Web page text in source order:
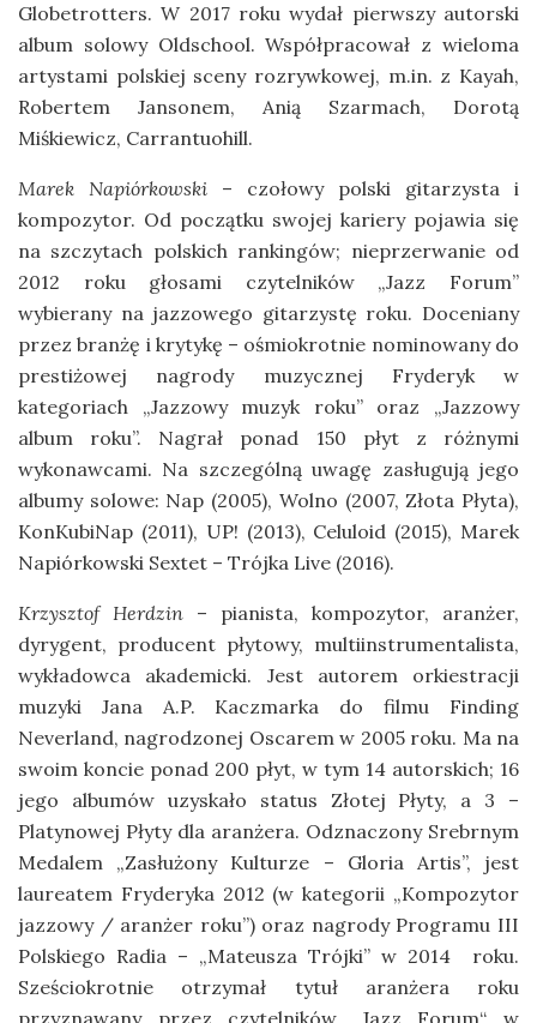
Globetrotters. W 2017 roku wydał pierwszy autorski
album solowy Oldschool. Współpracował z wieloma
artystami polskiej sceny rozrywkowej, m.in. z Kayah,
Robertem Jansonem, Anią Szarmach, Dorotą
Miśkiewicz, Carrantuohill.
Marek Napiórkowski – czołowy polski gitarzysta i
kompozytor. Od początku swojej kariery pojawia się
na szczytach polskich rankingów; nieprzerwanie od
2012 roku głosami czytelników „Jazz Forum”
wybierany na jazzowego gitarzystę roku. Doceniany
przez branżę i krytykę – ośmiokrotnie nominowany do
prestiżowej nagrody muzycznej Fryderyk w
kategoriach „Jazzowy muzyk roku” oraz „Jazzowy
album roku”. Nagrał ponad 150 płyt z różnymi
wykonawcami. Na szczególną uwagę zasługują jego
albumy solowe: Nap (2005), Wolno (2007, Złota Płyta),
KonKubiNap (2011), UP! (2013), Celuloid (2015), Marek
Napiórkowski Sextet – Trójka Live (2016).
Krzysztof Herdzin – pianista, kompozytor, aranżer,
dyrygent, producent płytowy, multiinstrumentalista,
wykładowca akademicki. Jest autorem orkiestracji
muzyki Jana A.P. Kaczmarka do filmu Finding
Neverland, nagrodzonej Oscarem w 2005 roku. Ma na
swoim koncie ponad 200 płyt, w tym 14 autorskich; 16
jego albumów uzyskało status Złotej Płyty, a 3 –
Platynowej Płyty dla aranżera. Odznaczony Srebrnym
Medalem „Zasłużony Kulturze – Gloria Artis”, jest
laureatem Fryderyka 2012 (w kategorii „Kompozytor
jazzowy / aranżer roku”) oraz nagrody Programu III
Polskiego Radia – „Mateusza Trójki” w 2014 roku.
Sześciokrotnie otrzymał tytuł aranżera roku